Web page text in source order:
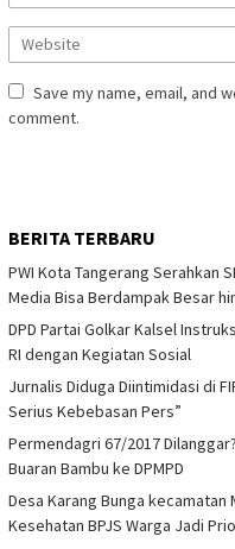
Save my name, email, and
comment.
BERITA TERBARU
PWI Kota Tangerang Serahkan
Media Bisa Berdampak Besar
DPD Partai Golkar Kalsel
RI dengan Kegiatan Sosial
Jurnalis Diduga Diintimidasi di
Serius Kebebasan Pers”
Permendagri 67/2017
Buaran Bambu ke DPMPD
Desa Karang Bunga
Kesehatan BPJS Warga Jadi